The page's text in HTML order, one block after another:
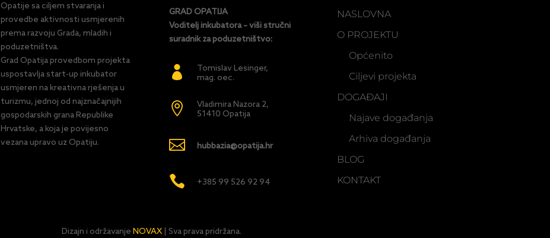
Opatije sa ciljem stvaranja i
provedbe aktivnosti usmjerenih
prema razvoju Grada, mladih i
poduzetništva.
Grad Opatija provedbom projekta
uspostavlja start-up inkubator
usmjeren na kreativna rješenja u
turizmu, jednoj od najznačajnijih
gospodarskih grana Republike
Hrvatske, a koja je povijesno
vezana upravo uz Opatiju.
GRAD OPATIJA
Voditelj inkubatora – viši stručni
suradnik za poduzetništvo:

Tomislav Lesinger,
mag. oec.

Vladimira Nazora 2,
51410 Opatija
 hubbazia@opatija.hr
 +385 99 526 92 94
NASLOVNA
O PROJEKTU
Općenito
Ciljevi projekta
DOGAĐAJI
Najave događanja
Arhiva događanja
BLOG
KONTAKT
Dizajn i održavanje NOVAX| Sva prava pridržana.